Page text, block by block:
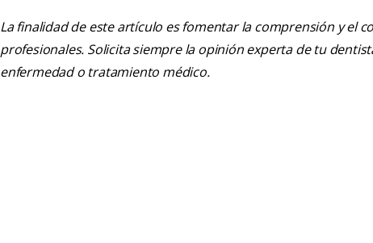
La finalidad de este artículo es fomentar la comprensión y el
profesionales. Solicita siempre la opinión experta de tu
enfermedad o tratamiento médico.